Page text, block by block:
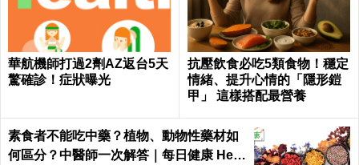
華航機師打過2劑AZ返台5天
驚確診！症狀曝光
抗壓飲食必吃5類食物！穩定
情緒、提升心情的「隱形鎧
甲」 這樣搭配最營養
素食者不能吃中藥？植物、動物性藥材如
何區分？中醫師一次解答｜每日健康 Heal